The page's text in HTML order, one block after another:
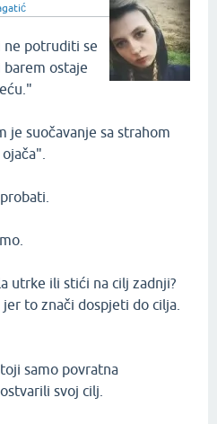
ne potruditi se
barem ostaje
je suočavanje sa strahom
utrke ili stići na cilj zadnji?
to znači dospjeti do cilja.
samo povratna
svoj cilj.